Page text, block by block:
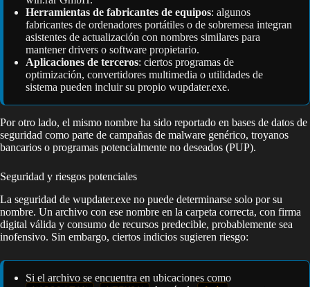
Herramientas de fabricantes de equipos: algunos
fabricantes de ordenadores portátiles o de sobremesa integran
asistentes de actualización con nombres similares para
mantener drivers o software propietario.
Aplicaciones de terceros: ciertos programas de
optimización, convertidores multimedia o utilidades de
sistema pueden incluir su propio wupdater.exe.
Por otro lado, el mismo nombre ha sido reportado en bases de datos de
seguridad como parte de campañas de malware genérico, troyanos
bancarios o programas potencialmente no deseados (PUP).
Seguridad y riesgos potenciales
La seguridad de wupdater.exe no puede determinarse solo por su
nombre. Un archivo con ese nombre en la carpeta correcta, con firma
digital válida y consumo de recursos predecible, probablemente sea
inofensivo. Sin embargo, ciertos indicios sugieren riesgo:
Si el archivo se encuentra en ubicaciones como